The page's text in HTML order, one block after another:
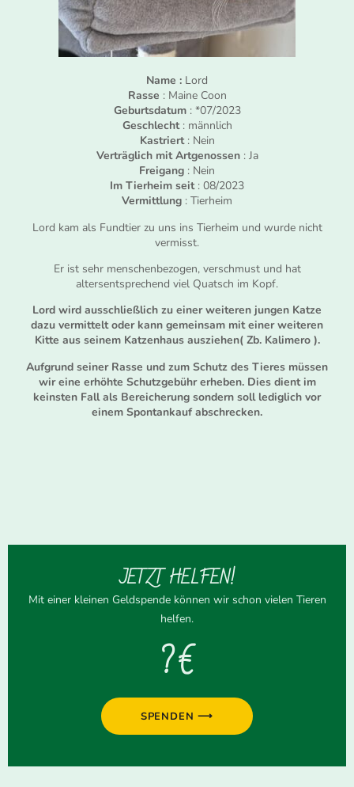
Name : Lord
Rasse : Maine Coon
Geburtsdatum: *07/2023
Geschlecht: männlich
Kastriert: Nein
Verträglich mit Artgenossen: Ja
Freigang : Nein
Im Tierheim seit: 08/2023
Vermittlung : Tierheim
Lord kam als Fundtier zu uns ins Tierheim und wurde nicht
vermisst.
Er ist sehr menschenbezogen, verschmust und hat
altersentsprechend viel Quatsch im Kopf.
Lord wird ausschließlich zu einer weiteren jungen Katze
dazu vermittelt oder kann gemeinsam mit einer weiteren
Kitte aus seinem Katzenhaus ausziehen( Zb. Kalimero ).
Aufgrund seiner Rasse und zum Schutz des Tieres müssen
wir eine erhöhte Schutzgebühr erheben. Dies dient im
keinsten Fall als Bereicherung sondern soll lediglich vor
einem Spontankauf abschrecken.
JETZT HELFEN!
Mit einer kleinen Geldspende können wir schon vielen Tieren
helfen.
? €
SPENDEN ⟶